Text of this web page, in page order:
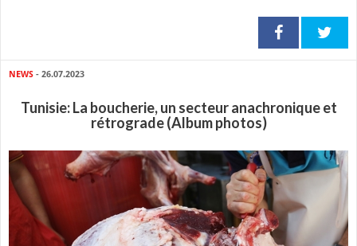
NEWS - 26.07.2023
Tunisie: La boucherie, un secteur anachronique et
rétrograde (Album photos)